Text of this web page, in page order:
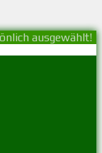
ausgewählt!